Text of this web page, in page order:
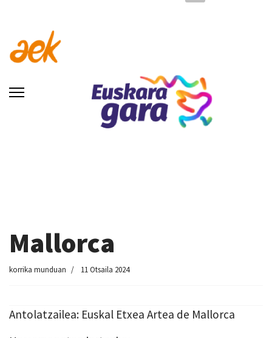
Mallorca
korrika munduan 11 Otsaila 2024
Antolatzailea: Euskal Etxea Artea de Mallorca